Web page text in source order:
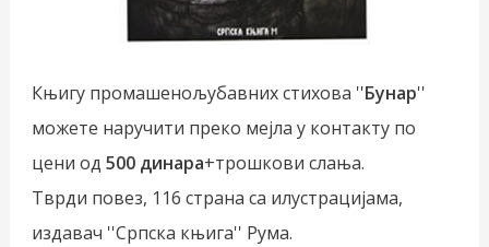
Књигу промашенољубавних стихова ''Бунар''
можете наручити преко мејла у контакту по
цени од 500 динара+трошкови слања.
Тврди повез, 116 страна са илустрацијама,
издавач ''Српска књига'' Рума.